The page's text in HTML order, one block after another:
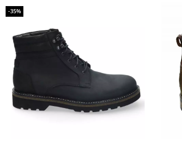
-35%